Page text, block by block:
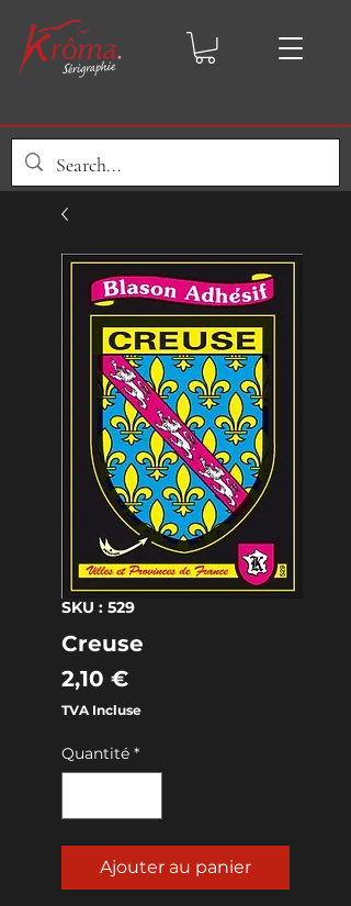
SKU : 529
Creuse
2,10 €Prix
TVA Incluse
Quantité *
Ajouter au panier